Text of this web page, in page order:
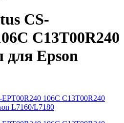
CS-
C13T00R240
для Epson